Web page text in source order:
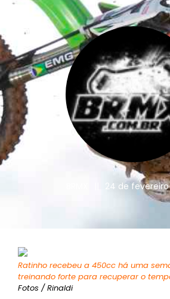
24 de fevereiro
Ratinho recebeu a 450cc há uma
treinando forte para recuperar o
Fotos / Rinaldi